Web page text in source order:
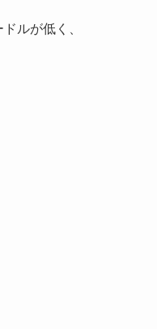
ルが低く、